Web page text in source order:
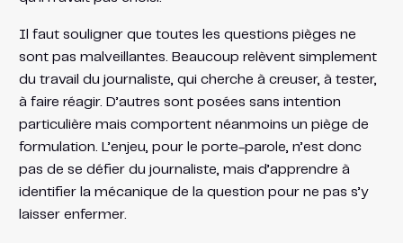
Il faut souligner que toutes les questions pièges ne
sont pas malveillantes. Beaucoup relèvent simplement
du travail du journaliste, qui cherche à creuser, à tester,
à faire réagir. D’autres sont posées sans intention
particulière mais comportent néanmoins un piège de
formulation. L’enjeu, pour le porte-parole, n’est donc
pas de se défier du journaliste, mais d’apprendre à
identifier la mécanique de la question pour ne pas s’y
laisser enfermer.